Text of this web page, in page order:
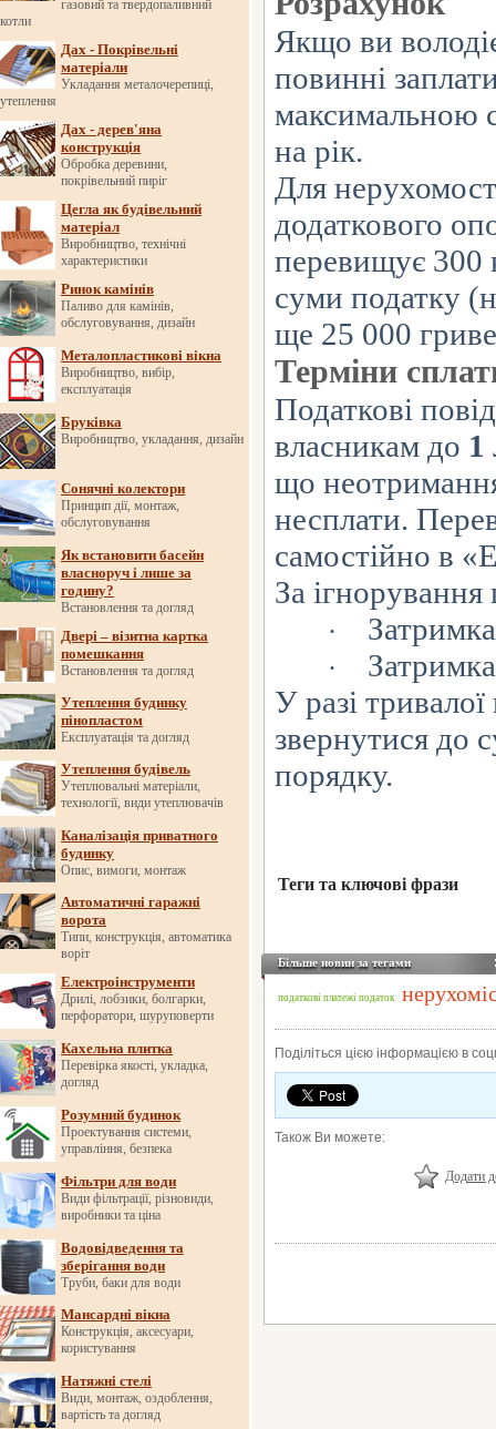
газовий та твердопаливний
котли
Дах - Покрівельні
матеріали
Укладання металочерепиці,
утеплення
Дах - дерев'яна
конструкція
Обробка деревини,
покрівельний пиріг
Цегла як будівельний
матеріал
Виробництво, технічні
характеристики
Ринок камінів
Паливо для камінів,
обслуговування, дизайн
Металопластикові вікна
Виробництво, вибір,
експлуатація
Бруківка
Виробництво, укладання, дизайн
Сонячні колектори
Принцип дії, монтаж,
обслуговування
Як встановити басейн
власноруч і лише за
годину?
Встановлення та догляд
Двері – візитна картка
помешкання
Встановлення та догляд
Утеплення будинку
пінопластом
Експлуатація та догляд
Утеплення будівель
Утеплювальні матеріали,
технології, види утеплювачів
Каналізація приватного
будинку
Опис, вимоги, монтаж
Автоматичні гаражні
ворота
Типи, конструкція, автоматика
воріт
Електроінструменти
Дрилі, лобзики, болгарки,
перфоратори, шуруповерти
Кахельна плитка
Перевірка якості, укладка,
догляд
Розумний будинок
Проектування системи,
управління, безпека
Фільтри для води
Види фільтрації, різновиди,
виробники та ціна
Водовідведення та
зберігання води
Труби, баки для води
Мансардні вікна
Конструкція, аксесуари,
користування
Натяжні стелі
Види, монтаж, оздоблення,
вартість та догляд
Якщо ви
повинні
максимальною
на рік.
Для
додаткового
перевищує 300
суми податку
ще 25 000
Терміни
Податкові
власникам до 1
що
несплати.
самостійно в
За ігнорування
·
·
У разі
звернутися до
порядку.
Теги та ключові фрази
Більше новин за тегами
податкові платежі податок
Поділіться цією інформацією в
Також Ви можете:
Додати